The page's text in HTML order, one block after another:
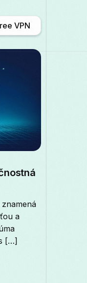
Català
മലയാളം
VPN
a
[…]